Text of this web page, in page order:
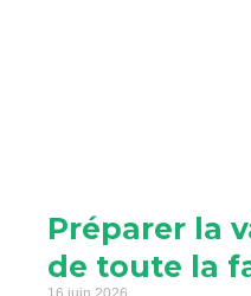
Préparer la
de toute la